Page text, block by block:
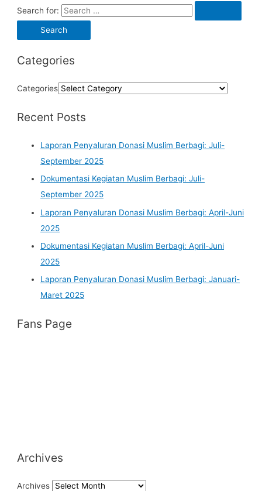
Search for:
Categories
Categories
Recent Posts
Laporan Penyaluran Donasi Muslim Berbagi: Juli-
September 2025
Dokumentasi Kegiatan Muslim Berbagi: Juli-
September 2025
Laporan Penyaluran Donasi Muslim Berbagi: April-Juni
2025
Dokumentasi Kegiatan Muslim Berbagi: April-Juni
2025
Laporan Penyaluran Donasi Muslim Berbagi: Januari-
Maret 2025
Fans Page
Archives
Archives